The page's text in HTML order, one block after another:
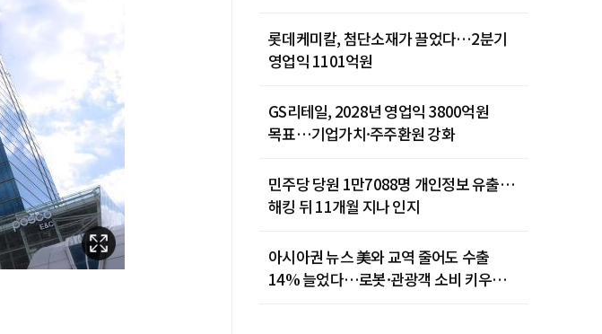
롯데케미칼, 첨단소재가 끌었다…2분기
영업익 1101억원
GS리테일, 2028년 영업익 3800억원
목표…기업가치·주주환원 강화
민주당 당원 1만7088명 개인정보 유출…
해킹 뒤 11개월 지나 인지
아시아권 뉴스 美와 교역 줄어도 수출
14% 늘었다…로봇·관광객 소비 키우는